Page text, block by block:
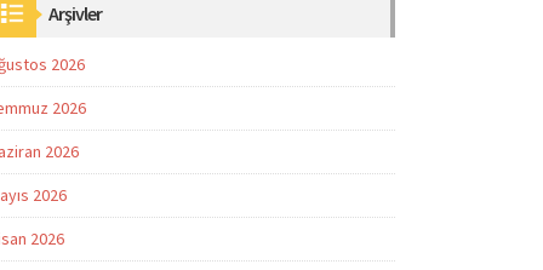
Arşivler
2026
2026
2026
2026
2026